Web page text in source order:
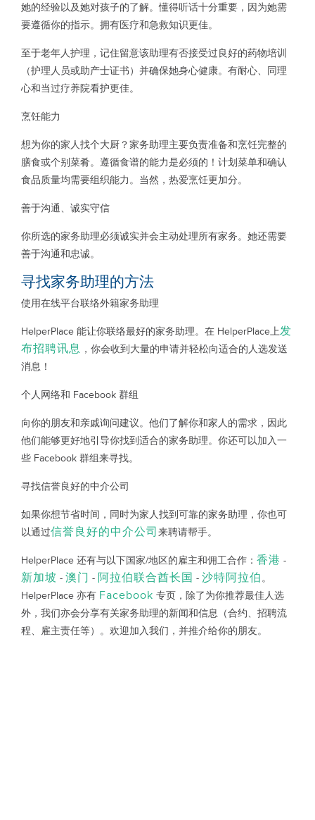
她的经验以及她对孩子的了解。懂得听话十分重要，因为她需
要遵循你的指示。拥有医疗和急救知识更佳。
至于老年人护理，记住留意该助理有否接受过良好的药物培训
（护理人员或助产士证书）并确保她身心健康。有耐心、同理
心和当过疗养院看护更佳。
烹饪能力
想为你的家人找个大厨？家务助理主要负责准备和烹饪完整的
膳食或个别菜肴。遵循食谱的能力是必须的！计划菜单和确认
食品质量均需要组织能力。当然，热爱烹饪更加分。
善于沟通、诚实守信
你所选的家务助理必须诚实并会主动处理所有家务。她还需要
善于沟通和忠诚。
寻找家务助理的方法
使用在线平台联络外籍家务助理
HelperPlace 能让你联络最好的家务助理。在 HelperPlace上发
布招聘讯息 ，你会收到大量的申请并轻松向适合的人选发送
消息！
个人网络和 Facebook 群组
向你的朋友和亲戚询问建议。他们了解你和家人的需求，因此
他们能够更好地引导你找到适合的家务助理。你还可以加入一
些 Facebook 群组来寻找。
寻找信誉良好的中介公司
如果你想节省时间，同时为家人找到可靠的家务助理，你也可
以通过信誉良好的中介公司 来聘请帮手。
HelperPlace 还有与以下国家/地区的雇主和佣工合作： 香港 -
新加坡 - 澳门 - 阿拉伯联合酋长国 - 沙特阿拉伯。
HelperPlace 亦有 Facebook 专页，除了为你推荐最佳人选
外，我们亦会分享有关家务助理的新闻和信息（合约、招聘流
程、雇主责任等）。欢迎加入我们，并推介给你的朋友。